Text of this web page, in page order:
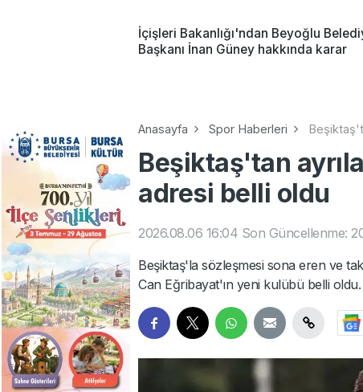
İçişleri Bakanlığı'ndan Beyoğlu
Başkanı İnan Güney hakkında karar
Anasayfa Spor Haberleri
Beşiktaş'tan
adresi belli oldu
2026.08.06 16:04 Son Güncellenme:
Beşiktaş'la sözleşmesi sona eren ve
Can Eğribayat'ın yeni kulübü belli oldu.